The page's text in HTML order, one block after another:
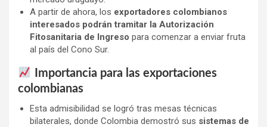
A partir de ahora, los exportadores colombianos
interesados podrán tramitar la Autorización
Fitosanitaria de Ingreso para comenzar a enviar fruta
al país del Cono Sur.
Importancia para las exportaciones
colombianas
Esta admisibilidad se logró tras mesas técnicas
bilaterales, donde Colombia demostró sus sistemas de